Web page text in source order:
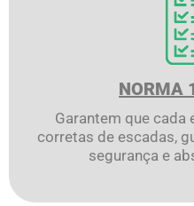
NORMA
Garantem que cada
corretas de escadas,
segurança e